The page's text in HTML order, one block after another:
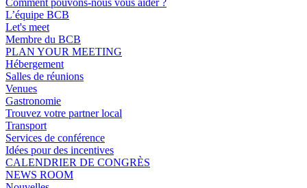
L’équipe BCB
Let's meet
Membre du BCB
PLAN YOUR MEETING
Hébergement
Salles de réunions
Venues
Gastronomie
Trouvez votre partner local
Transport
Services de conférence
Idées pour des incentives
CALENDRIER DE CONGRÈS
NEWS ROOM